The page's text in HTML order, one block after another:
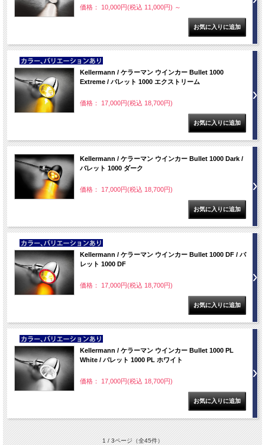
価格： 10,000円(税込 11,000円) ～
NEW
Kellermann / ケラーマン ウインカー Bullet 1000
Extreme / バレット 1000 エクストリーム
価格： 17,000円(税込 18,700円)
Kellermann / ケラーマン ウインカー Bullet 1000 Dark /
バレット 1000 ダーク
価格： 17,000円(税込 18,700円)
NEW
Kellermann / ケラーマン ウインカー Bullet 1000 DF / バ
レット 1000 DF
価格： 17,000円(税込 18,700円)
NEW
Kellermann / ケラーマン ウインカー Bullet 1000 PL
White / バレット 1000 PL ホワイト
価格： 17,000円(税込 18,700円)
1 / 3ページ（全45件）